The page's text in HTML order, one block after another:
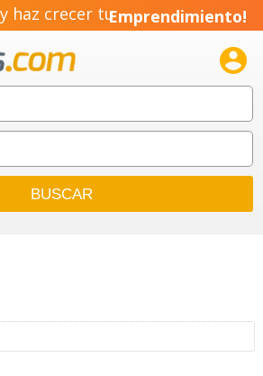
haz crecer tuEmprendimiento!
